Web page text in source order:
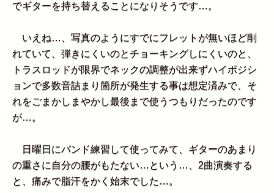
でギターを持ち替えることになりそうです…。
いえね…、写真のようにすでにフレットが無いほど削
れていて、弾きにくいのとチョーキングしにくいのと、
トラスロッドが限界でネックの調整が出来ずハイポジシ
ョンで多数音詰まり箇所が発生する事は想定済みで、そ
れをごまかしまやかし最後まで使うつもりだったのです
が…。
日曜日にバンド練習して使ってみて、ギターのあまり
の重さに自分の腰がもたない…という…、2曲演奏する
と、痛みで脂汗をかく始末でした…。